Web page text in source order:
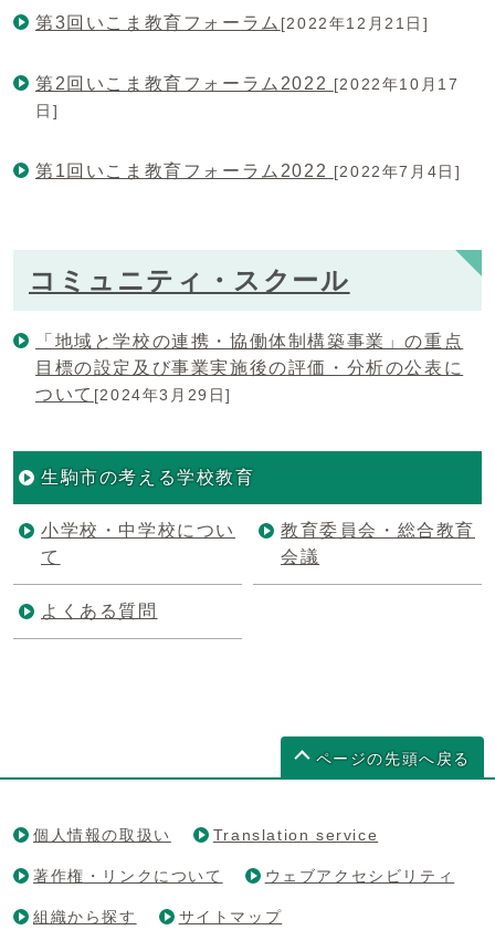
第3回いこま教育フォーラム [2022年12月21日]
第2回いこま教育フォーラム2022 [2022年10月17
日]
第1回いこま教育フォーラム2022 [2022年7月4日]
コミュニティ・スクール
「地域と学校の連携・協働体制構築事業」の重点
目標の設定及び事業実施後の評価・分析の公表に
ついて [2024年3月29日]
生駒市の考える学校教育
小学校・中学校につい
て
教育委員会・総合教育
会議
よくある質問
ページの先頭へ戻る
個人情報の取扱い Translation service
著作権・リンクについて ウェブアクセシビリティ
組織から探す サイトマップ